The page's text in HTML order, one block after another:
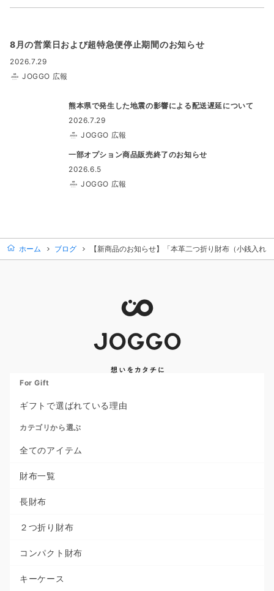
8月の営業日および超特急便停止期間のお知らせ
2026.7.29
JOGGO 広報
熊本県で発生した地震の影響による配送遅延について
2026.7.29
JOGGO 広報
一部オプション商品販売終了のお知らせ
2026.6.5
JOGGO 広報
ホーム ブログ 【新商品のお知らせ】「本革二つ折り財布（小銭入れ
For Gift
ギフトで選ばれている理由
カテゴリから選ぶ
全てのアイテム
財布一覧
長財布
２つ折り財布
コンパクト財布
キーケース